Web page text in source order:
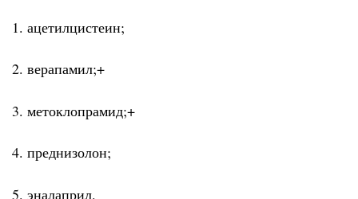
1. ацетилцистеин;
2. верапамил;+
3. метоклопрамид;+
4. преднизолон;
5. эналаприл.